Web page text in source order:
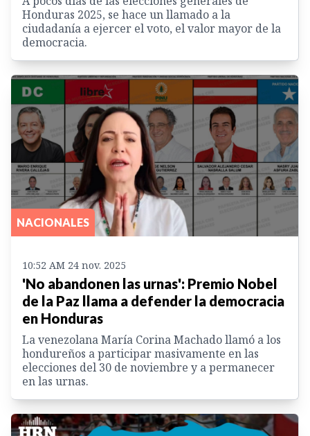
Honduras 2025, se hace un llamado a la
ciudadanía a ejercer el voto, el valor mayor de la
democracia.
NACIONALES
10:52 AM 24 nov. 2025
'No abandonen las urnas': Premio Nobel
de la Paz llama a defender la democracia
en Honduras
La venezolana María Corina Machado llamó a los
hondureños a participar masivamente en las
elecciones del 30 de noviembre y a permanecer
en las urnas.